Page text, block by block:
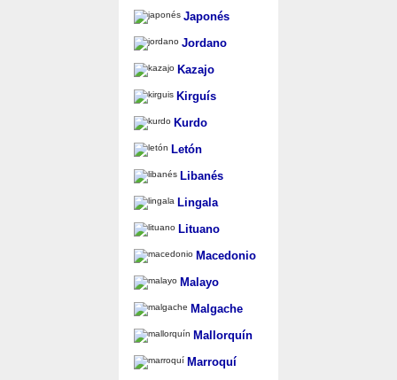
Japonés
Jordano
Kazajo
Kirguís
Kurdo
Letón
Libanés
Lingala
Lituano
Macedonio
Malayo
Malgache
Mallorquín
Marroquí